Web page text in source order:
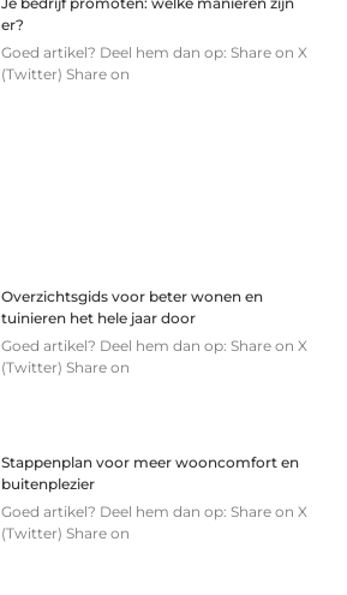
er?
Goed artikel? Deel hem dan op: Share on X
(Twitter) Share on
Overzichtsgids voor beter wonen en
tuinieren het hele jaar door
Goed artikel? Deel hem dan op: Share on X
(Twitter) Share on
Stappenplan voor meer wooncomfort en
buitenplezier
Goed artikel? Deel hem dan op: Share on X
(Twitter) Share on